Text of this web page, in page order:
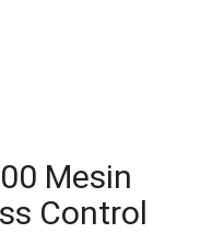
Mesin
Control